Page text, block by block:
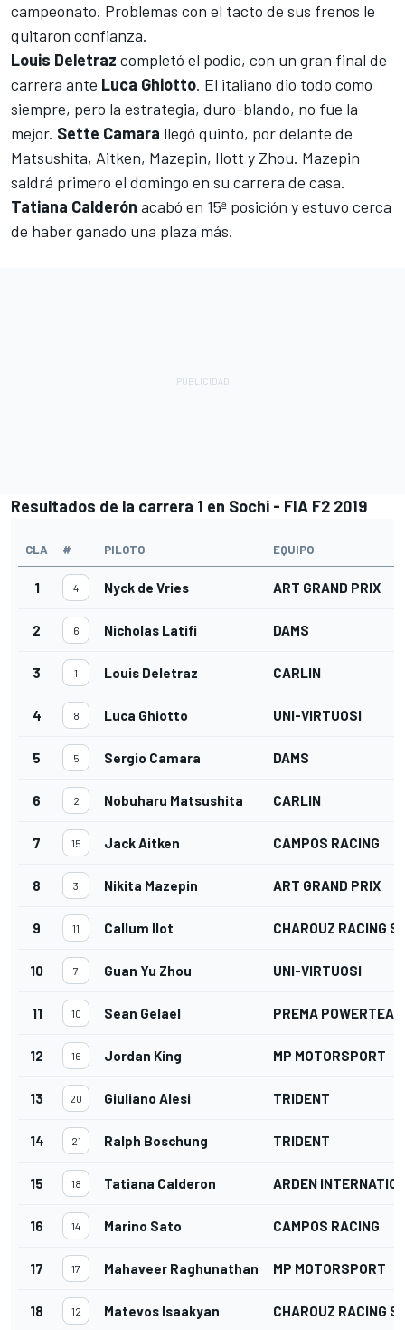
campeonato. Problemas con el tacto de sus frenos le
quitaron confianza.
Louis Deletraz completó el podio, con un gran final de
carrera ante Luca Ghiotto. El italiano dio todo como
siempre, pero la estrategia, duro-blando, no fue la
mejor. Sette Camara llegó quinto, por delante de
Matsushita, Aitken, Mazepin, Ilott y Zhou. Mazepin
saldrá primero el domingo en su carrera de casa.
Tatiana Calderón acabó en 15ª posición y estuvo cerca
de haber ganado una plaza más.
Resultados de la carrera 1 en Sochi - FIA F2 2019
CLA # PILOTO EQUIPO
1 4 Nyck de Vries ART GRAND PRIX
2 6 Nicholas Latifi DAMS
3 1 Louis Deletraz CARLIN
4 8 Luca Ghiotto UNI-VIRTUOSI
5 5 Sergio Camara DAMS
6 2 Nobuharu Matsushita CARLIN
7 15 Jack Aitken CAMPOS RACING
8 3 Nikita Mazepin ART GRAND PRIX
9 11 Callum Ilot CHAROUZ RACING
10 7 Guan Yu Zhou UNI-VIRTUOSI
11 10 Sean Gelael PREMA POWERTEAM
12 16 Jordan King MP MOTORSPORT
13 20 Giuliano Alesi TRIDENT
14 21 Ralph Boschung TRIDENT
15 18 Tatiana Calderon ARDEN
16 14 Marino Sato CAMPOS RACING
17 17 Mahaveer Raghunathan MP MOTORSPORT
18 12 Matevos Isaakyan CHAROUZ RACING